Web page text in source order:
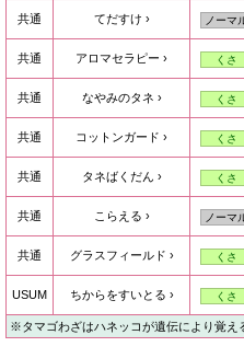
共通 てだすけ ノーマ
共通 アロマセラピー くさ
共通 なやみのタネ くさ
共通 コットンガード くさ
共通 タネばくだん くさ
共通 こらえる ノーマ
共通 グラスフィールド くさ
USUM ちからをすいとる くさ
※タマゴわざはハネッコが遺伝により覚え